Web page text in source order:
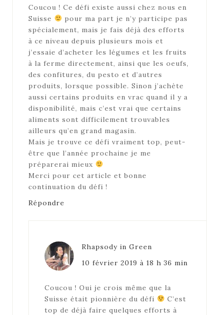
Coucou ! Ce défi existe aussi chez nous en
Suisse
pour ma part je n’y participe pas
spécialement, mais je fais déjà des efforts
à ce niveau depuis plusieurs mois et
j’essaie d’acheter les légumes et les fruits
à la ferme directement, ainsi que les oeufs,
des confitures, du pesto et d’autres
produits, lorsque possible. Sinon j’achète
aussi certains produits en vrac quand il y a
disponibilité, mais c’est vrai que certains
aliments sont difficilement trouvables
ailleurs qu’en grand magasin.
Mais je trouve ce défi vraiment top, peut-
être que l’année prochaine je me
préparerai mieux
Merci pour cet article et bonne
continuation du défi !
Répondre
Rhapsody in Green
10 février 2019 à 18 h 36 min
Coucou ! Oui je crois même que la
Suisse était pionnière du défi
C’est
top de déjà faire quelques efforts à